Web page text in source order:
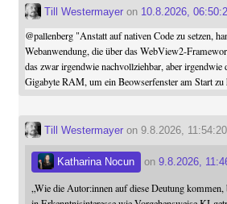
Till Westermayeron 10.8.2026,
@pallenberg"Anstatt auf nativen Code zu setzen,
Webanwendung, die über das WebView2-
das zwar irgendwie nachvollziehbar, aber irgendwie
Gigabyte RAM, um ein Beowserfenster am Start zu
Till Westermayeron 9.8.2026, 11:54:20
Katharina Nocun on 9.8.2026,
„Wie die Autor:innen auf diese Deutung